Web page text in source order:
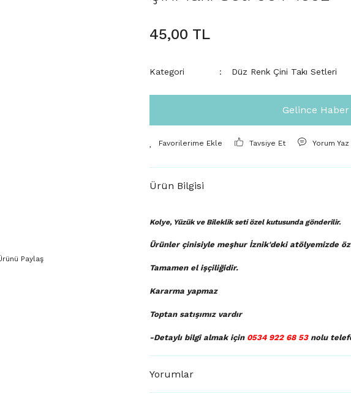
Paylaş
45,00 TL
Kategori Düz Renk Çini Takı Setleri
Gelince Haber
Tavsiye Et Yorum Yaz
Ürün Bilgisi
Kolye, Yüzük ve Bileklik seti özel kutusunda gönderilir.
Ürünler çinisiyle meşhur İznik'deki atölyemizde
Tamamen el işçiliğidir.
Kararma yapmaz
Toptan satışımız vardır
-Detaylı bilgi almak için 0534 922 68 53nolu
Yorumlar